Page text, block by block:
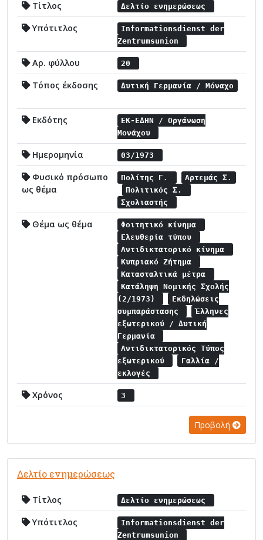
Τίτλος Δελτίο ενημερώσεως
Υπότιτλος
Informationsdienst der
Zentrumsunion
Αρ. φύλλου 20
Τόπος έκδοσης Δυτική Γερμανία / Μόναχο
Εκδότης
ΕΚ-ΕΔΗΝ / Οργάνωση
Μονάχου
Ημερομηνία 03/1973
Φυσικό πρόσωπο
ως θέμα
Πολίτης Γ.
Αρτεμάς Σ.
Πολιτικός Σ.
Σχολιαστής
Θέμα ως θέμα
Φοιτητικό κίνημα
Ελευθερία τύπου
Αντιδικτατορικό κίνημα
Κυπριακό Ζήτημα
Κατασταλτικά μέτρα
Κατάληψη Νομικής Σχολής
(2/1973)
Εκδηλώσεις
συμπαράστασης
Έλληνες
εξωτερικού / Δυτική
Γερμανία
Αντιδικτατορικός Τύπος
εξωτερικού
Γαλλία /
εκλογές
Χρόνος 3
Προβολή
Δελτίο ενημερώσεως
Τίτλος Δελτίο ενημερώσεως
Υπότιτλος
Informationsdienst der
Zentrumsunion